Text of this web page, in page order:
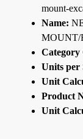
mount-
Name:
MOUNT/
Category
Units per
Unit
Product
Unit